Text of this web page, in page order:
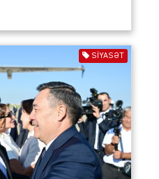
SIYASƏT